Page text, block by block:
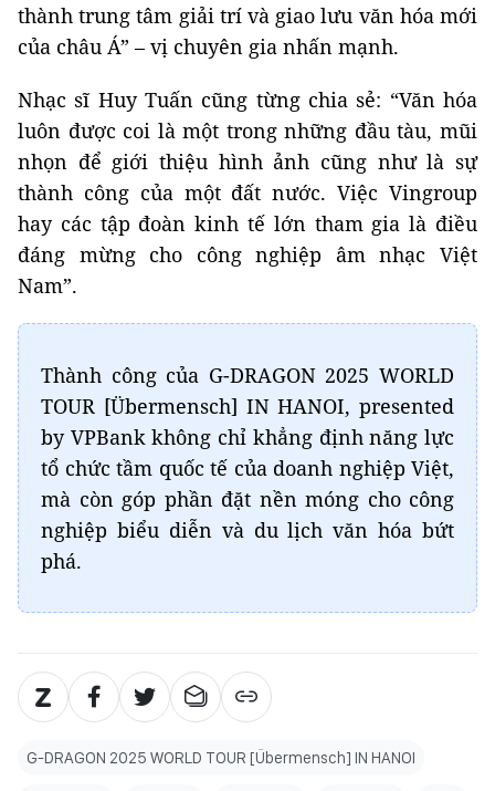
thành trung tâm giải trí và giao lưu văn hóa mới
của châu Á” – vị chuyên gia nhấn mạnh.
Nhạc sĩ Huy Tuấn cũng từng chia sẻ: “Văn hóa
luôn được coi là một trong những đầu tàu, mũi
nhọn để giới thiệu hình ảnh cũng như là sự
thành công của một đất nước. Việc Vingroup
hay các tập đoàn kinh tế lớn tham gia là điều
đáng mừng cho công nghiệp âm nhạc Việt
Nam”.
Thành công của G-DRAGON 2025 WORLD
TOUR [Übermensch] IN HANOI, presented
by VPBank không chỉ khẳng định năng lực
tổ chức tầm quốc tế của doanh nghiệp Việt,
mà còn góp phần đặt nền móng cho công
nghiệp biểu diễn và du lịch văn hóa bứt
phá.
G-DRAGON 2025 WORLD TOUR [Übermensch] IN HANOI